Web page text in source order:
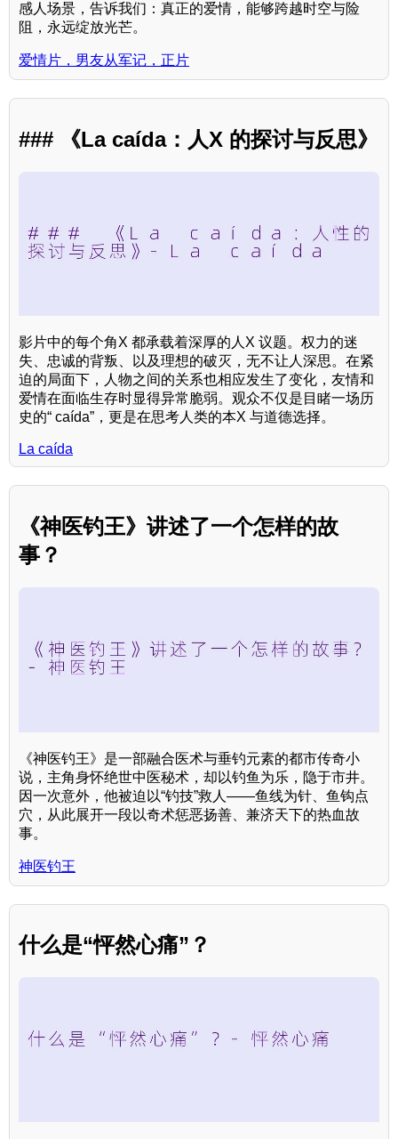
感人场景，告诉我们：真正的爱情，能够跨越时空与险
阻，永远绽放光芒。
爱情片，男友从军记，正片
### 《La caída：人X 的探讨与反思》
影片中的每个角X 都承载着深厚的人X 议题。权力的迷
失、忠诚的背叛、以及理想的破灭，无不让人深思。在紧
迫的局面下，人物之间的关系也相应发生了变化，友情和
爱情在面临生存时显得异常脆弱。观众不仅是目睹一场历
史的“ caída”，更是在思考人类的本X 与道德选择。
La caída
《神医钓王》讲述了一个怎样的故
事？
《神医钓王》是一部融合医术与垂钓元素的都市传奇小
说，主角身怀绝世中医秘术，却以钓鱼为乐，隐于市井。
因一次意外，他被迫以“钓技”救人——鱼线为针、鱼钩点
穴，从此展开一段以奇术惩恶扬善、兼济天下的热血故
事。
神医钓王
什么是“怦然心痛”？